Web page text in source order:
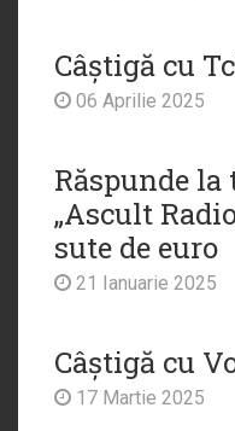
Câștigă cu
06 Aprilie 2025
Răspunde la
„Ascult
sute de euro
21 Ianuarie 2025
Câștigă cu
17 Martie 2025